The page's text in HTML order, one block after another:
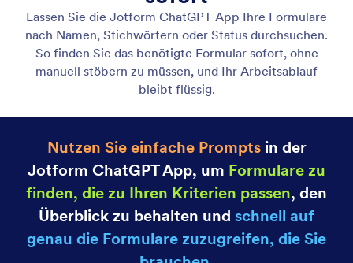
Formularliste
Zeigen Sie alle Ihre Formulare an einem Ort an, in
einer zentralen Liste, die die Verwaltung der
Formulare erleichtert.